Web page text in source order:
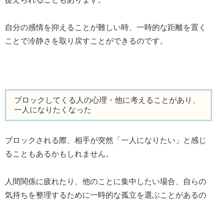
自分の感情を抑えることが難しい時、一時的な距離を置く
ことで冷静さを取り戻すことができるのです。
ブロックしてくる人の心理・他に考えることがあり、
一人になりたくなった
ブロックされる際、相手が突然「一人になりたい」と感じ
ることもあるかもしれません。
人間関係に疲れたり、他のことに集中したい場合、自らの
気持ちを整理するために一時的な孤立を選ぶことがあるの